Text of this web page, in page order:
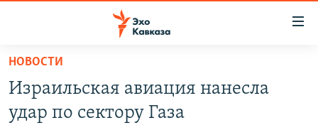
Вернуться
основному
содержанию
Вернутся
ТБИЛИСИ
СУХУМИ
НОВОСТИ
Израильская авиация нанесла
удар по сектору Газа